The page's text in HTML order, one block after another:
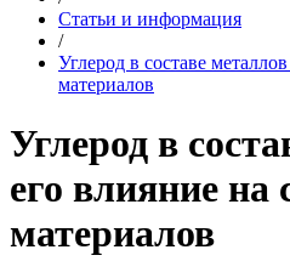
Статьи и информация
/
Углерод в составе
материалов
Углерод в
его влияние на
материалов